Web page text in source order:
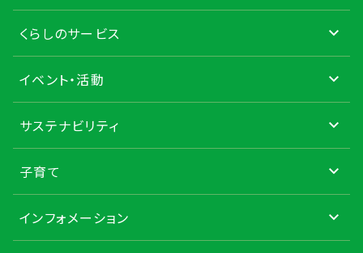
くらしのサービス
イベント・活動
サステナビリティ
子育て
インフォメーション